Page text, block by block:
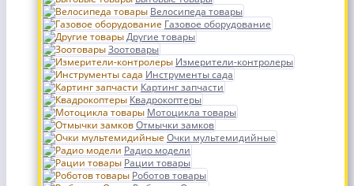
Велосипеда товары
Газовое оборудование
Другие товары
Зоотовары
Измерители-контролеры
Инструменты сада
Картинг запчасти
Квадрокоптеры
Мотоцикла товары
Отмычки замков
Очки мультемидийные
Радио модели
Рации товары
Роботов товары